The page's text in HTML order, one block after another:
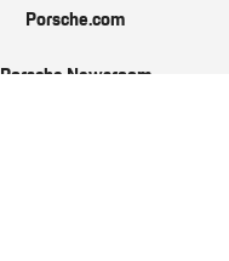
Porsche.com
Porsche Newsroom